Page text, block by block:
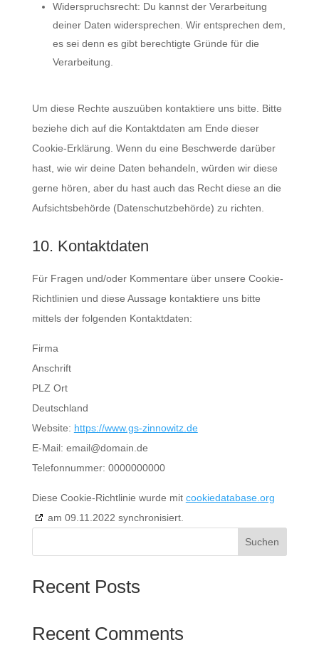
Widerspruchsrecht: Du kannst der Verarbeitung
deiner Daten widersprechen. Wir entsprechen dem,
es sei denn es gibt berechtigte Gründe für die
Verarbeitung.
Um diese Rechte auszuüben kontaktiere uns bitte. Bitte
beziehe dich auf die Kontaktdaten am Ende dieser
Cookie-Erklärung. Wenn du eine Beschwerde darüber
hast, wie wir deine Daten behandeln, würden wir diese
gerne hören, aber du hast auch das Recht diese an die
Aufsichtsbehörde (Datenschutzbehörde) zu richten.
10. Kontaktdaten
Für Fragen und/oder Kommentare über unsere Cookie-
Richtlinien und diese Aussage kontaktiere uns bitte
mittels der folgenden Kontaktdaten:
Firma
Anschrift
PLZ Ort
Deutschland
Website: https://www.gs-zinnowitz.de
E-Mail: email@domain.de
Telefonnummer: 0000000000
Diese Cookie-Richtlinie wurde mit cookiedatabase.org
am 09.11.2022 synchronisiert.
Suchen
Recent Posts
Recent Comments